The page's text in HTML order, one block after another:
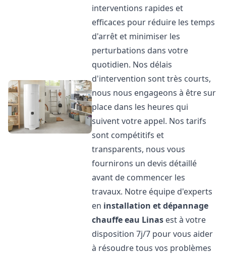
interventions rapides et
efficaces pour réduire les temps
d'arrêt et minimiser les
perturbations dans votre
quotidien. Nos délais
d'intervention sont très courts,
nous nous engageons à être sur
place dans les heures qui
suivent votre appel. Nos tarifs
sont compétitifs et
transparents, nous vous
fournirons un devis détaillé
avant de commencer les
travaux. Notre équipe d'experts
en installation et dépannage
chauffe eau Linas est à votre
disposition 7j/7 pour vous aider
à résoudre tous vos problèmes